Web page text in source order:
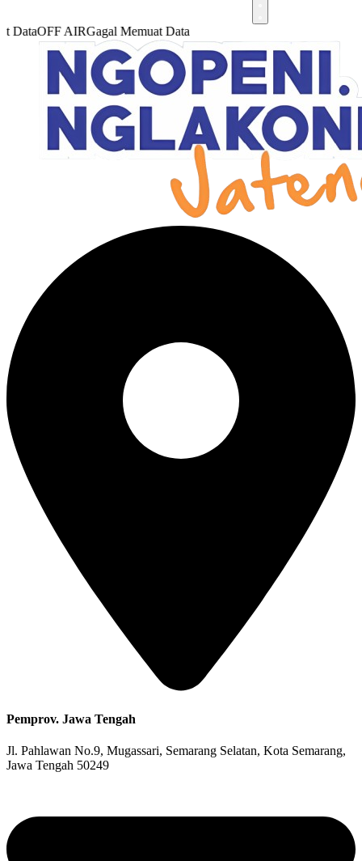
OFF AIRGagal Memuat Data
Pemprov. Jawa Tengah
Jl. Pahlawan No.9, Mugassari, Semarang Selatan, Kota Semarang,
Jawa Tengah 50249